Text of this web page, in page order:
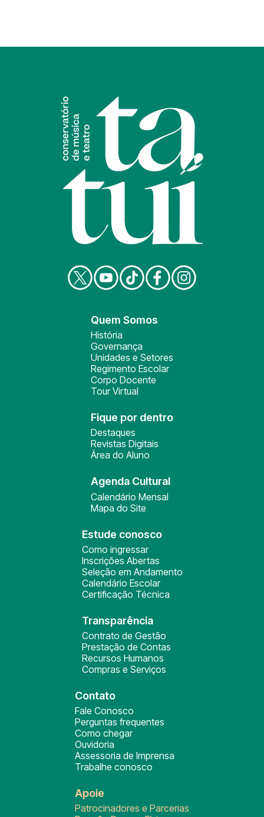
Quem Somos
História
Governança
Unidades e Setores
Regimento Escolar
Corpo Docente
Tour Virtual
Fique por dentro
Destaques
Revistas Digitais
Área do Aluno
Agenda Cultural
Calendário Mensal
Mapa do Site
Estude conosco
Como ingressar
Inscrições Abertas
Seleção em Andamento
Calendário Escolar
Certificação Técnica
Transparência
Contrato de Gestão
Prestação de Contas
Recursos Humanos
Compras e Serviços
Contato
Fale Conosco
Perguntas frequentes
Como chegar
Ouvidoria
Assessoria de Imprensa
Trabalhe conosco
Apoie
Patrocinadores e Parcerias